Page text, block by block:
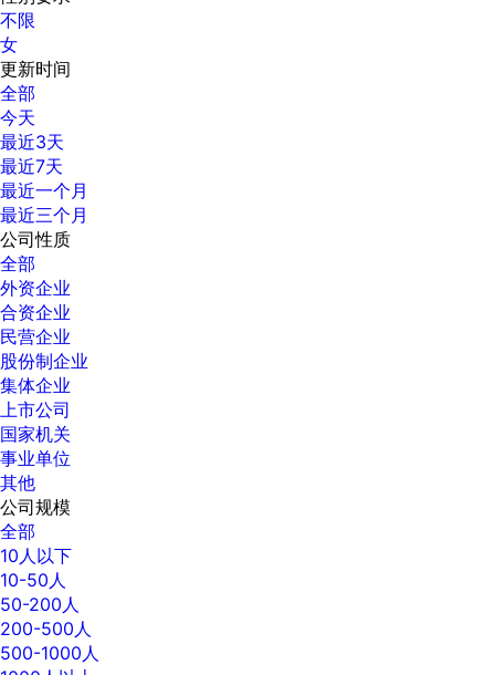
不限
女
更新时间
全部
今天
最近3天
最近7天
最近一个月
最近三个月
公司性质
全部
外资企业
合资企业
民营企业
股份制企业
集体企业
上市公司
国家机关
事业单位
其他
公司规模
全部
10人以下
10-50人
50-200人
200-500人
500-1000人